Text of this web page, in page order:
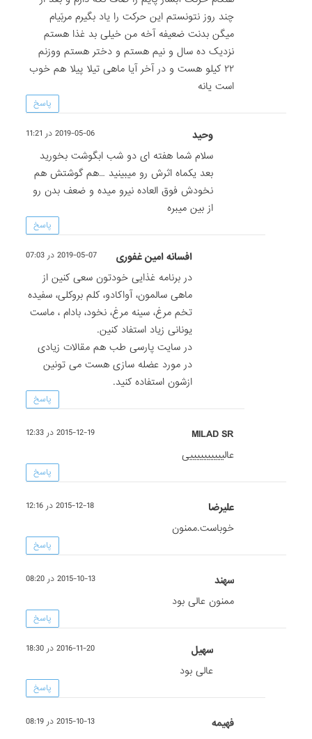
چند روز نتونستم این حرکت را یاد بگیرم مربّیام
میگن بدنت ضعیفه آخه من خیلی بد غذا هستم
نزدیک ده سال و نیم هستم و دختر هستم ووزنم
۲۲ کیلو هست و در آخر آیا ماهی تیلا پیلا هم خوب
است یانه
پاسخ
وحید 2019-05-06 در 11:21
سلام شما هفته ای دو شب ابگوشت بخورید
بعد یکماه اثرش رو میبینید …هم گوشتش هم
نخودش فوق العاده نیرو میده و ضعف بدن رو
از بین میبره
پاسخ
افسانه امین غفوری 2019-05-07 در 07:03
در برنامه غذایی خودتون سعی کنین از
ماهی سالمون، آواکادو، کلم بروکلی، سفیده
تخم مرغ، سینه مرغ، نخود، بادام ، ماست
یونانی زیاد استفاد کنین.
در سایت پارسی طب هم مقالات زیادی
در مورد عضله سازی هست می تونین
ازشون استفاده کنید.
پاسخ
MILAD SR 2015-12-19 در 12:33
عالییییییییییی
پاسخ
علیرضا 2015-12-18 در 12:16
خوباست.ممنون
پاسخ
سهند 2015-10-13 در 08:20
ممنون عالی بود
پاسخ
سهیل 2016-11-20 در 18:30
عالی بود
پاسخ
فهيمه 2015-10-13 در 08:19